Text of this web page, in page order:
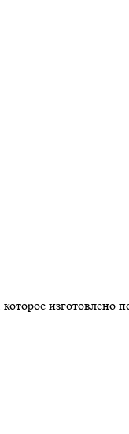
изготовлено